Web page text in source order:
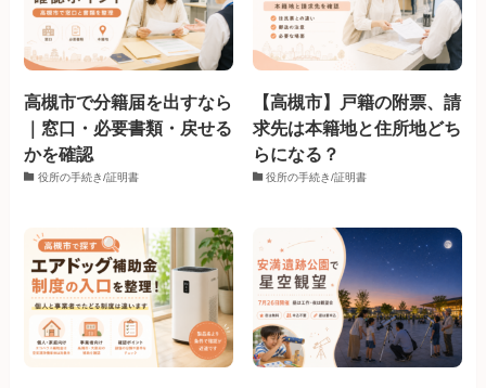
高槻市で分籍届を出すなら
｜窓口・必要書類・戻せる
かを確認
役所の手続き/証明書
【高槻市】戸籍の附票、請
求先は本籍地と住所地どち
らになる？
役所の手続き/証明書